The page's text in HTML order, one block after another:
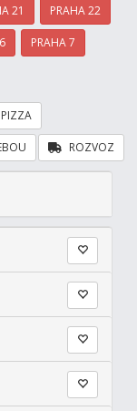
21 PRAHA 22
PRAHA 7
PIZZA
ROZVOZ